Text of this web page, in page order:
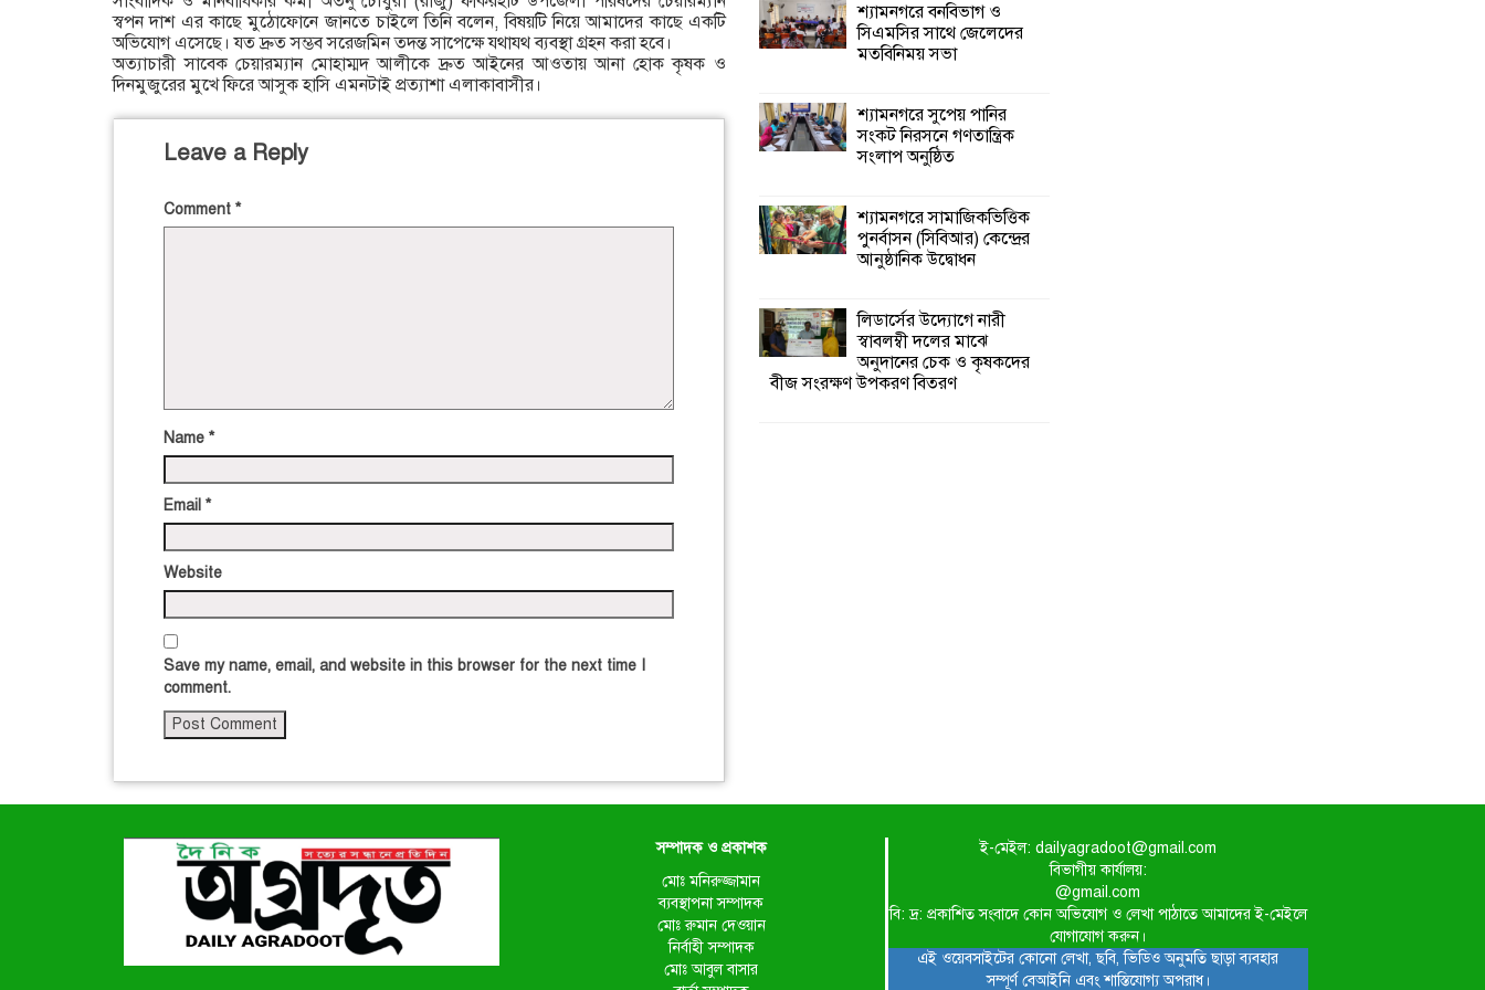
স্বপন দাশ এর কাছে মুঠোফোনে জানতে চাইলে তিনি বলেন, বিষয়টি নিয়ে আমাদের কাছে একটি
অভিযোগ এসেছে। যত দ্রুত সম্ভব সরেজমিন তদন্ত সাপেক্ষে যথাযথ ব্যবস্থা গ্রহন করা হবে।
অত্যাচারী সাবেক চেয়ারম্যান মোহাম্মদ আলীকে দ্রুত আইনের আওতায় আনা হোক কৃষক ও
দিনমুজুরের মুখে ফিরে আসুক হাসি এমনটাই প্রত্যাশা এলাকাবাসীর।
Leave a Reply
Comment *
Name *
Email *
Website
Save my name, email, and website in this browser for the next time I
comment.
শ্যামনগরে বনবিভাগ ও
সিএমসির সাথে জেলেদের
মতবিনিময় সভা
শ্যামনগরে সুপেয় পানির
সংকট নিরসনে গণতান্ত্রিক
সংলাপ অনুষ্ঠিত
শ্যামনগরে সামাজিকভিত্তিক
পুনর্বাসন (সিবিআর) কেন্দ্রের
আনুষ্ঠানিক উদ্বোধন
লিডার্সের উদ্যোগে নারী
স্বাবলম্বী দলের মাঝে
অনুদানের চেক ও কৃষকদের
বীজ সংরক্ষণ উপকরণ বিতরণ
সম্পাদক ও প্রকাশক
মোঃ মনিরুজ্জামান
ব্যবস্থাপনা সম্পাদক
মোঃ রুমান দেওয়ান
নির্বাহী সম্পাদক
মোঃ আবুল বাসার
ই-মেইল: dailyagradoot@gmail.com
বিভাগীয় কার্যালয়:
@gmail.com
বি: দ্র: প্রকাশিত সংবাদে কোন অভিযোগ ও লেখা পাঠাতে আমাদের ই-মেইলে
যোগাযোগ করুন।
এই ওয়েবসাইটের কোনো লেখা, ছবি, ভিডিও অনুমতি ছাড়া ব্যবহার
সম্পূর্ণ বেআইনি এবং শাস্তিযোগ্য অপরাধ।